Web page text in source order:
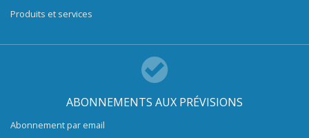
Produits et services
ABONNEMENTS AUX PRÉVISIONS
Abonnement par email